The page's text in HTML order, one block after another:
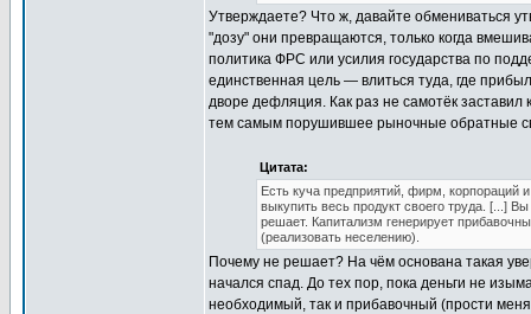
Утверждаете? Что ж, давайте обмениваться
"дозу" они превращаются, только когда
политика ФРС или усилия государства по
единственная цель — влиться туда, где
дворе дефляция. Как раз не самотёк заставил
тем самым порушившее рыночные обратные
Цитата:
Есть куча предприятий, фирм, корпораций
выкупить весь продукт своего труда. [...]
решает. Капитализм генерирует
(реализовать неселению).
Почему не решает? На чём основана такая
начался спад. До тех пор, пока деньги не
необходимый, так и прибавочный (прости